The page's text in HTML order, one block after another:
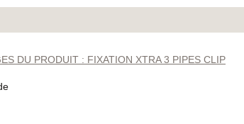
DU PRODUIT : FIXATION XTRA 3 PIPES CLIP